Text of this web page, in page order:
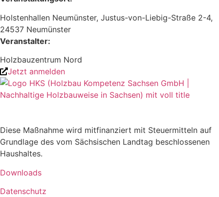
Holstenhallen Neumünster, Justus-von-Liebig-Straße 2-4,
24537 Neumünster
Veranstalter:
Holzbauzentrum Nord
Jetzt anmelden
Diese Maßnahme wird mitfinanziert mit Steuermitteln auf
Grundlage des vom Sächsischen Landtag beschlossenen
Haushaltes.
Downloads
Datenschutz